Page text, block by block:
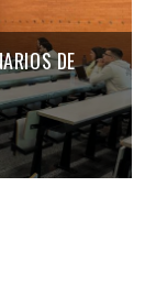
DE